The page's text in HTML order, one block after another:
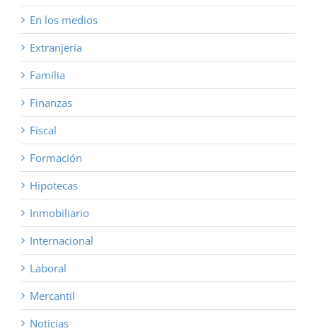
En los medios
Extranjería
Familia
Finanzas
Fiscal
Formación
Hipotecas
Inmobiliario
Internacional
Laboral
Mercantil
Noticias